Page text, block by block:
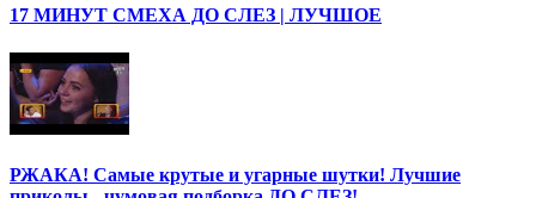
17 МИНУТ СМЕХА ДО СЛЕЗ | ЛУЧШОЕ
РЖАКА! Самые крутые и угарные шутки! Лучшие